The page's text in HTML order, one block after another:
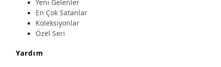
Yeni Gelenler
En Çok Satanlar
Koleksiyonlar
Özel Seri
Yardım